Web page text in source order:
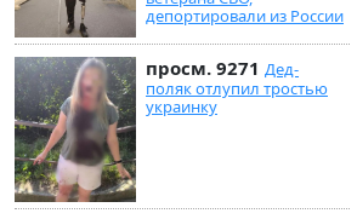
депортировали из России
просм. 9271 Дед-
поляк отлупил тростью
украинку